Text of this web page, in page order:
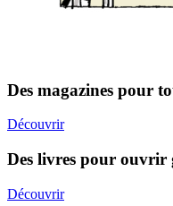
Des magazines pour
Découvrir
Des livres pour ouvrir
Découvrir